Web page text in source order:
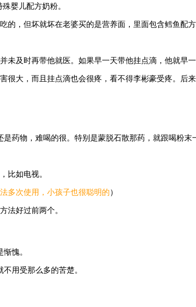
婴儿配方奶粉。
的，但坏就坏在老婆买的是营养面，里面包含鳕鱼配
未及时再带他就医。如果早一天带他挂点滴，他就早
很大，而且挂点滴也会很疼，看不得李彬豪受疼。后
药物，难喝的很。特别是蒙脱石散那药，就跟喝粉末
比如电视。
多次使用，小孩子也很聪明的）
法好过前两个。
愧。
用受那么多的苦楚。